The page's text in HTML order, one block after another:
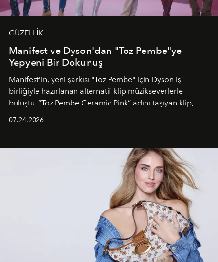
GÜZELLİK
Manifest ve Dyson'dan "Toz Pembe"ye
Yepyeni Bir Dokunuş
Manifest’in, yeni şarkısı "Toz Pembe" için Dyson iş
birliğiyle hazırlanan alternatif klip müzikseverlerle
buluştu. “Toz Pembe Ceramic Pink” adını taşıyan klip,
unsurlarından biri olarak öne çıkıyor.
07.24.2026